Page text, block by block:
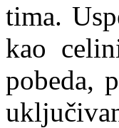
tima.
kao
pobeda,